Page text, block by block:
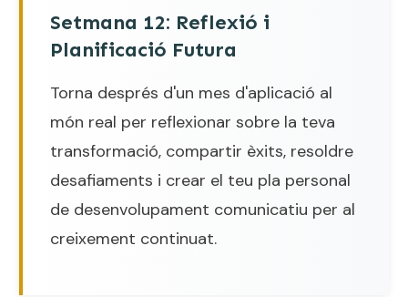
Setmana 12: Reflexió i
Planificació Futura
Torna després d'un mes d'aplicació al
món real per reflexionar sobre la teva
transformació, compartir èxits, resoldre
desafiaments i crear el teu pla personal
de desenvolupament comunicatiu per al
creixement continuat.